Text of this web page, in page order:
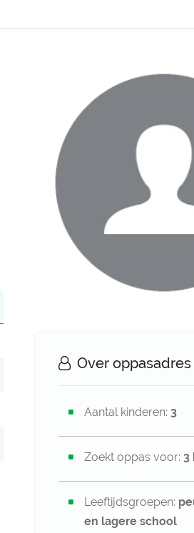
Over oppasadres
Aantal kinderen: 3
Zoekt oppas voor: 3
Leeftijdsgroepen:
en lagere school